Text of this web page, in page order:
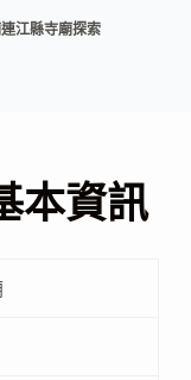
江縣寺廟探索
本資訊